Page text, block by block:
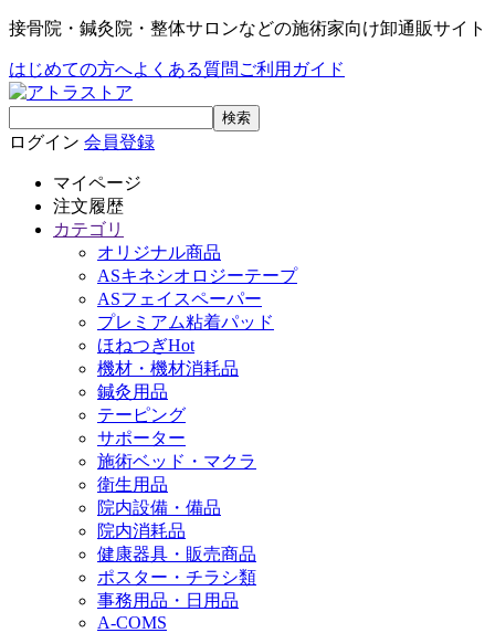
接骨院・鍼灸院・整体サロンなどの施術家向け卸通販サイト
はじめての方へよくある質問 ご利用ガイド
ログイン 会員登録
マイページ
注文履歴
カテゴリ
オリジナル商品
ASキネシオロジーテープ
ASフェイスペーパー
プレミアム粘着パッド
ほねつぎHot
機材・機材消耗品
鍼灸用品
テーピング
サポーター
施術ベッド・マクラ
衛生用品
院内設備・備品
院内消耗品
健康器具・販売商品
ポスター・チラシ類
事務用品・日用品
A-COMS